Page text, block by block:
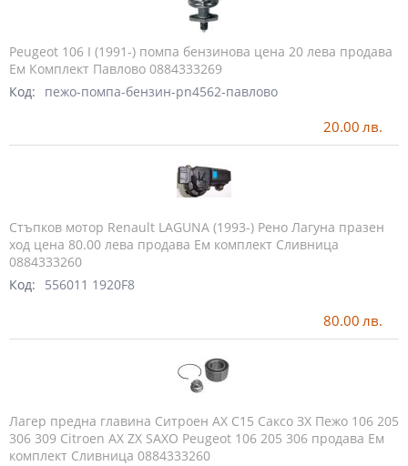
Peugeot 106 I (1991-) помпа бензинова цена 20 лева продава
Ем Комплект Павлово 0884333269
Код:
пежо-помпа-бензин-pn4562-павлово
20.00 лв.
Стъпков мотор Renault LAGUNA (1993-) Рено Лагуна празен
ход цена 80.00 лева продава Ем комплект Сливница
0884333260
Код:
556011 1920F8
80.00 лв.
Лагер предна главина Ситроен АХ С15 Саксо ЗХ Пежо 106 205
306 309 Citroen AX ZX SAXO Peugeot 106 205 306 продава Ем
комплект Сливница 0884333260